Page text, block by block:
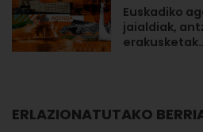
Euskadiko
jaialdiak,
ERLAZIONATUTAKO